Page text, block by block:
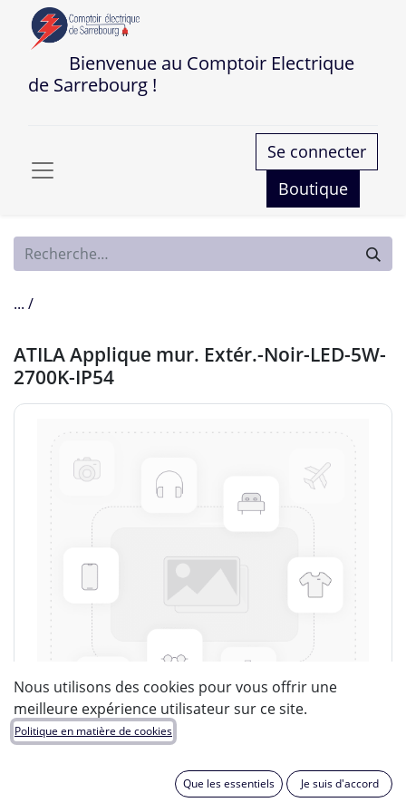
Bienvenue au Comptoir Electrique
de Sarrebourg !
Se connecter
Boutique
... /
ATILA Applique mur. Extér.-Noir-LED-5W-
2700K-IP54
Nous utilisons des cookies pour vous offrir une
meilleure expérience utilisateur sur ce site.
Politique en matière de cookies
Que les essentiels Je suis d'accord